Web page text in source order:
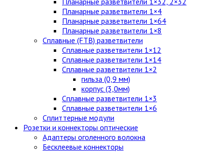
Планарные разветвители 1×4
Планарные разветвители 1×64
Планарные разветвители 1×8
Сплавные (FTB) разветвители
Сплавные разветвители 1×12
Сплавные разветвители 1×14
Сплавные разветвители 1×2
гильза (0,9 мм)
корпус (3,0мм)
Сплавные разветвители 1×3
Сплавные разветвители 1×6
Сплиттерные модули
Розетки и коннекторы оптические
Адаптеры оголенного волокна
Бесклеевые коннекторы